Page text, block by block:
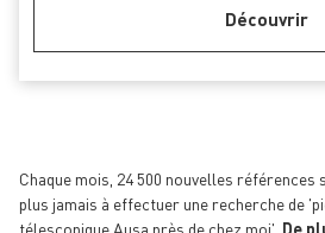
Découvrir
Chaque mois, 24 500 nouvelles références
plus jamais à effectuer une recherche de
télescopique Ausa près de chez moi'. De